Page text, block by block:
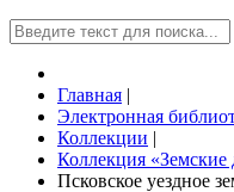
Главная |
Электронная
Коллекции |
Коллекция «Земские
Псковское уездное